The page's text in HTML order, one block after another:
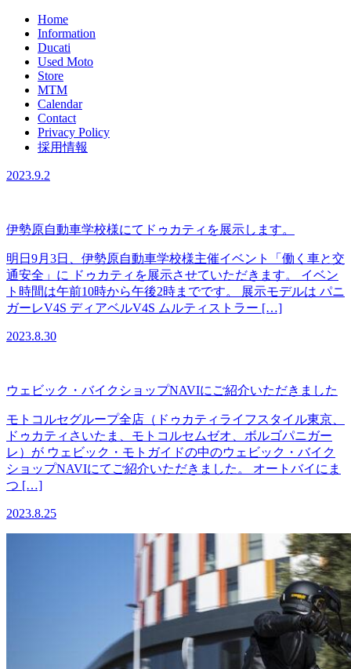
Home
Information
Ducati
Used Moto
Store
MTM
Calendar
Contact
Privacy Policy
採用情報
2023.9.2
伊勢原自動車学校様にてドゥカティを展示します。
明日9月3日、伊勢原自動車学校様主催イベント「働く車と交
通安全」に ドゥカティを展示させていただきます。 イベン
ト時間は午前10時から午後2時までです。 展示モデルは パニ
ガーレV4S ディアベルV4S ムルティストラー […]
2023.8.30
ウェビック・バイクショップNAVIにご紹介いただきました
モトコルセグループ全店（ドゥカティライフスタイル東京、
ドゥカティさいたま、モトコルセムゼオ、ボルゴパニガー
レ）が ウェビック・モトガイドの中のウェビック・バイク
ショップNAVIにてご紹介いただきました。 オートバイにま
つ […]
2023.8.25